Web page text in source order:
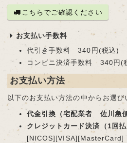
こちらでご確認ください
お支払い手数料
代引き手数料 340円(税込)
コンビニ決済手数料 340円(
お支払い方法
以下のお支払い方法の中からお選び
代金引換（宅配業者 佐川急
クレジットカード決済（1回払
[NICOS][VISA][MasterCard]